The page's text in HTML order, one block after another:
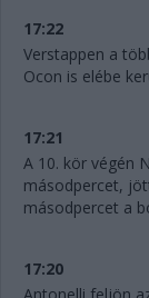
17:22
Verstappen a
Ocon is elébe
17:21
A 10. kör végén
másodpercet,
másodpercet a
17:20